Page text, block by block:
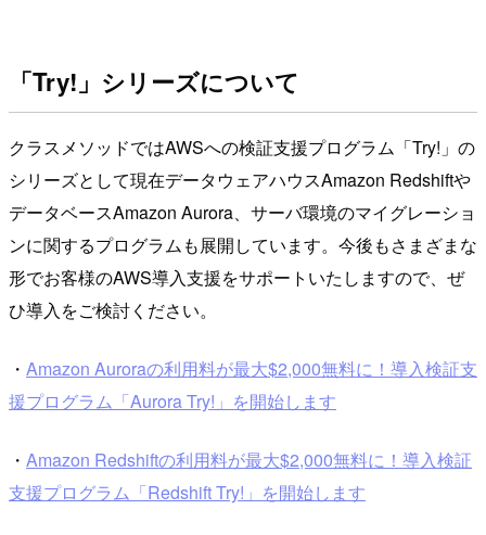
「Try!」シリーズについて
クラスメソッドではAWSへの検証支援プログラム「Try!」の
シリーズとして現在データウェアハウスAmazon Redshiftや
データベースAmazon Aurora、サーバ環境のマイグレーショ
ンに関するプログラムも展開しています。今後もさまざまな
形でお客様のAWS導入支援をサポートいたしますので、ぜ
ひ導入をご検討ください。
・ Amazon Auroraの利用料が最大$2,000無料に！導入検証支
援プログラム「Aurora Try!」を開始します
・ Amazon Redshiftの利用料が最大$2,000無料に！導入検証
支援プログラム「Redshift Try!」を開始します